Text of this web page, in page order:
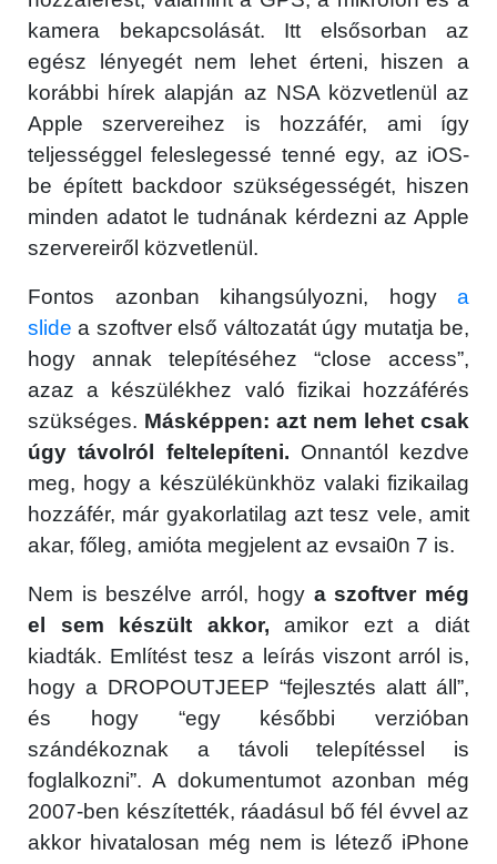
kamera bekapcsolását. Itt elsősorban az
egész lényegét nem lehet érteni, hiszen a
korábbi hírek alapján az NSA közvetlenül az
Apple szervereihez is hozzáfér, ami így
teljességgel feleslegessé tenné egy, az iOS-
be épített backdoor szükségességét, hiszen
minden adatot le tudnának kérdezni az Apple
szervereiről közvetlenül.
Fontos azonban kihangsúlyozni, hogy a
slide a szoftver első változatát úgy mutatja be,
hogy annak telepítéséhez “close access”,
azaz a készülékhez való fizikai hozzáférés
szükséges. Másképpen: azt nem lehet csak
úgy távolról feltelepíteni. Onnantól kezdve
meg, hogy a készülékünkhöz valaki fizikailag
hozzáfér, már gyakorlatilag azt tesz vele, amit
akar, főleg, amióta megjelent az evsai0n 7 is.
Nem is beszélve arról, hogy a szoftver még
el sem készült akkor, amikor ezt a diát
kiadták. Említést tesz a leírás viszont arról is,
hogy a DROPOUTJEEP “fejlesztés alatt áll”,
és hogy “egy későbbi verzióban
szándékoznak a távoli telepítéssel is
foglalkozni”. A dokumentumot azonban még
2007-ben készítették, ráadásul bő fél évvel az
akkor hivatalosan még nem is létező iPhone